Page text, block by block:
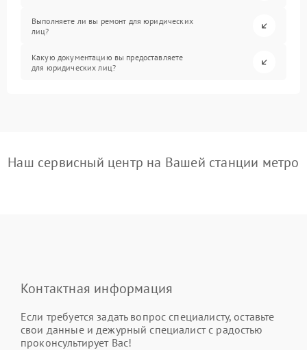
Выполняете ли вы ремонт для юридических
лиц?
Какую документацию вы предоставляете
для юридических лиц?
Наш сервисный центр на Вашей станции метро
Контактная информация
Если требуется задать вопрос специалисту, оставьте
свои данные и дежурный специалист с радостью
проконсультирует Вас!